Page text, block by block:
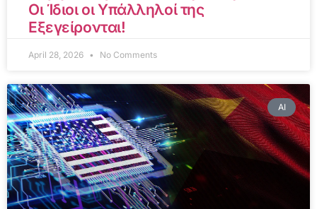
Οι Ίδιοι οι Υπάλληλοί της
Εξεγείρονται!
April 28, 2026 No Comments
AI